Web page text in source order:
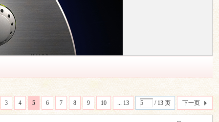
3 4 5 6 7 8 9 10 ... 13 / 13 页 下一页